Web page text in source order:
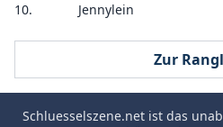
10.
Jennylein
Zur
Schluesselszene.netist das